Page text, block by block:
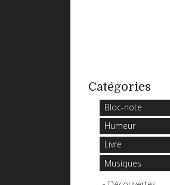
Catégories
Bloc-note
Humeur
Livre
Musiques